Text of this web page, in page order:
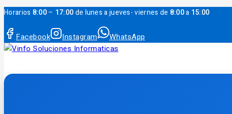
Horarios 8:00– 17:00de lunes a jueves- viernes de 8:00a 15:00
Facebook Instagram WhatsApp